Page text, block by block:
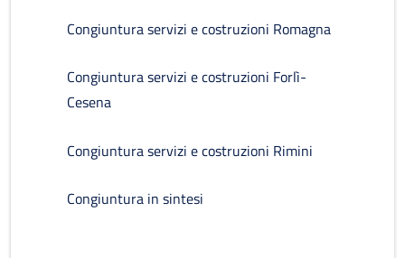
Congiuntura servizi e costruzioni Romagna
Congiuntura servizi e costruzioni Forlì-
Cesena
Congiuntura servizi e costruzioni Rimini
Congiuntura in sintesi